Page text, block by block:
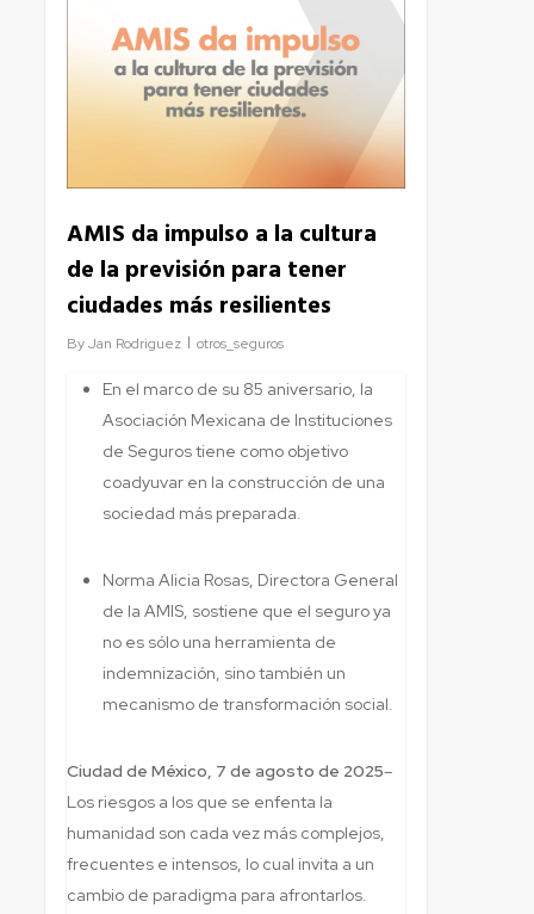
AMIS da impulso a la cultura
de la previsión para tener
ciudades más resilientes
By Jan Rodriguez otros_seguros
En el marco de su 85 aniversario, la
Asociación Mexicana de Instituciones
de Seguros tiene como objetivo
coadyuvar en la construcción de una
sociedad más preparada.
Norma Alicia Rosas, Directora General
de la AMIS, sostiene que el seguro ya
no es sólo una herramienta de
indemnización, sino también un
mecanismo de transformación social.
Ciudad de México, 7 de agosto de 2025–
Los riesgos a los que se enfenta la
humanidad son cada vez más complejos,
frecuentes e intensos, lo cual invita a un
cambio de paradigma para afrontarlos.